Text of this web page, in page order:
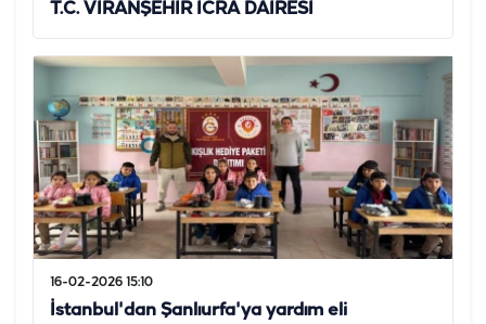
T.C. VİRANŞEHİR İCRA DAİRESİ
16-02-2026 15:10
İstanbul'dan Şanlıurfa'ya yardım eli